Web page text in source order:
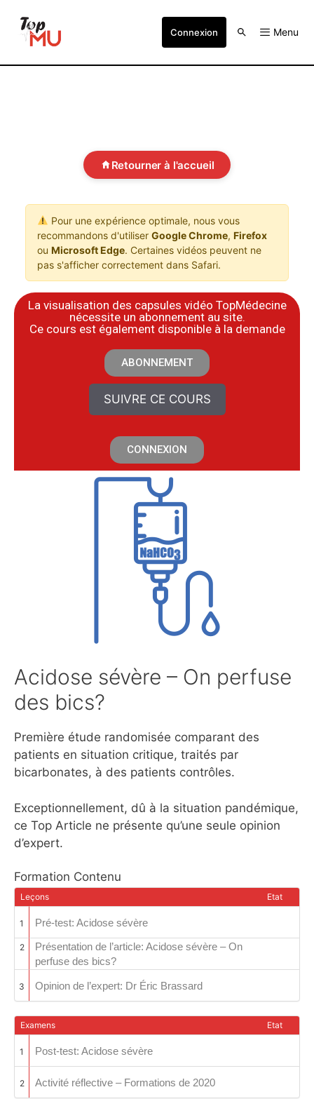
Connexion Menu
Retourner à l'accueil
Pour une expérience optimale, nous vous
recommandons d'utiliser Google Chrome, Firefox
ou Microsoft Edge. Certaines vidéos peuvent ne
pas s'afficher correctement dans Safari.
La visualisation des capsules vidéo TopMédecine
nécessite un abonnement au site.
​Ce cours est également disponible à la demande
ABONNEMENT
SUIVRE CE COURS
CONNEXION
Acidose sévère – On perfuse
des bics?
Première étude randomisée comparant des
patients en situation critique, traités par
bicarbonates, à des patients contrôles.
Exceptionnellement, dû à la situation pandémique,
ce Top Article ne présente qu’une seule opinion
d’expert.
Formation Contenu
Leçons Etat
1 Pré-test: Acidose sévère
2
Présentation de l’article: Acidose sévère – On
perfuse des bics?
3 Opinion de l’expert: Dr Éric Brassard
Examens Etat
1 Post-test: Acidose sévère
2 Activité réflective – Formations de 2020